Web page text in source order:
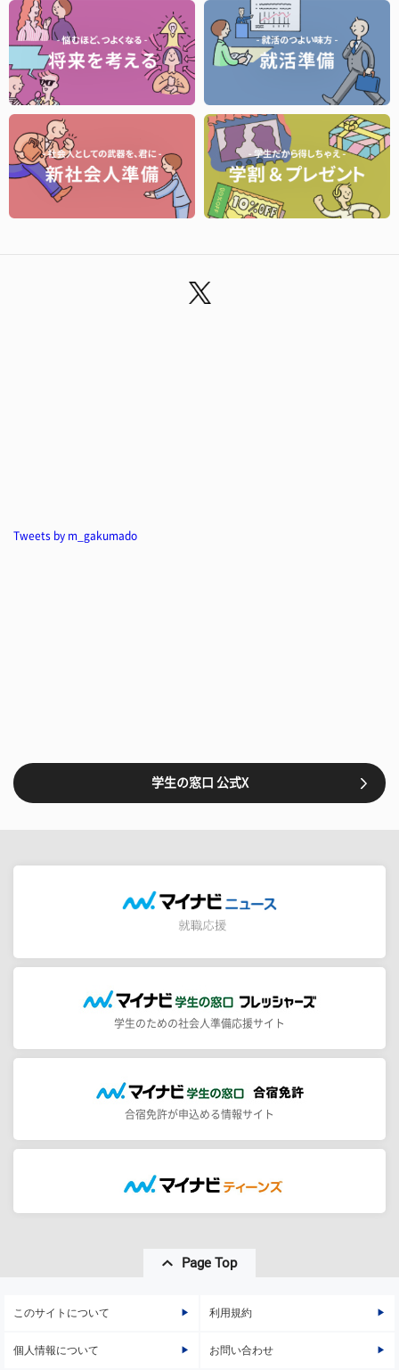
Tweets by m_gakumado
学生の窓口 公式X
学生のための社会人準備応援サイト
合宿免許が申込める情報サイト
Page Top
このサイトについて 利用規約
個人情報について お問い合わせ